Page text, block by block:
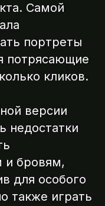
Самой
портреты
потрясающие
кликов.
версии
недостатки
и бровям,
для особого
также играть